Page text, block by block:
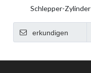
Schlepper-Zylinder
erkundigen